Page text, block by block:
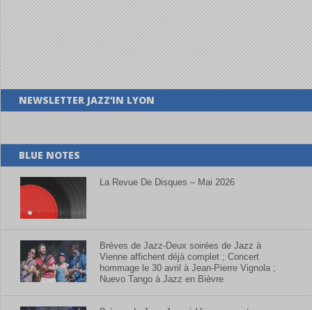
NEWSLETTER JAZZ’IN LYON
BLUE NOTES
La Revue De Disques – Mai 2026
Brèves de Jazz-Deux soirées de Jazz à
Vienne affichent déjà complet ; Concert
hommage le 30 avril à Jean-Pierre Vignola ;
Nuevo Tango à Jazz en Bièvre